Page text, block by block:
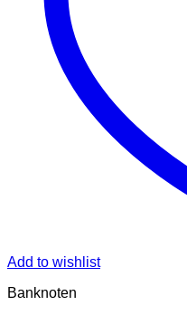
Add to wishlist
Banknoten